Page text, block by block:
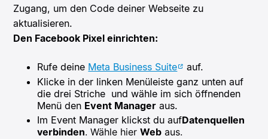
Zugang, um den Code deiner Webseite zu
aktualisieren.
Den Facebook Pixel einrichten:
Rufe deine Meta Business Suite
auf.
Klicke in der linken Menüleiste ganz unten auf
die drei Striche und wähle im sich öffnenden
Menü den Event Manager aus.
Im Event Manager klickst du aufDatenquellen
verbinden. Wähle hierWeb aus.